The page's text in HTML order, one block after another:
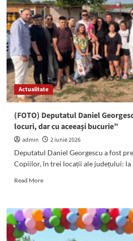
Actualitate
(FOTO) Deputatul Daniel
locuri, dar cu aceeași bucurie”
admin
2 iunie 2026
Deputatul Daniel Georgescu a fost
Copiilor, în trei locații ale județului: la
Read MoreRead
(FOTO)
Deputatul
Daniel
Georgescu: